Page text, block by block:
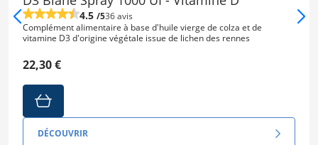
4.5 /536 avis
Complément alimentaire à base d'huile vierge de colza et de
vitamine D3 d'origine végétale issue de lichen des rennes
22,30 €
DÉCOUVRIR